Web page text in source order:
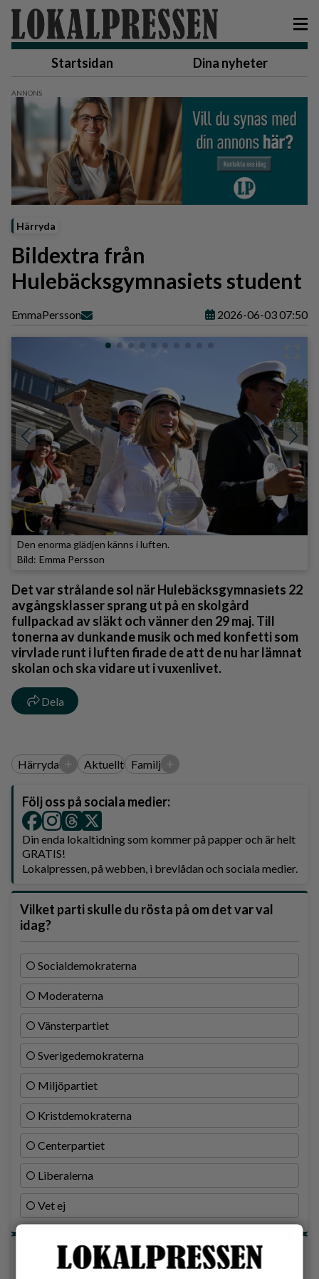
Startsidan Dina nyheter
Härryda
Bildextra från
Hulebäcksgymnasiets student
EmmaPersson 2026-06-03 07:50
Den enorma glädjen känns i luften.
Emma Persson
Det var strålande sol när Hulebäcksgymnasiets 22
avgångsklasser sprang ut på en skolgård
fullpackad av släkt och vänner den 29 maj. Till
tonerna av dunkande musik och med konfetti som
virvlade runt i luften firade de att de nu har lämnat
skolan och ska vidare ut i vuxenlivet.
Dela
Härryda + Aktuellt Familj +
Följ oss på sociala medier:
Din enda lokaltidning som kommer på papper och är helt
GRATIS!
Lokalpressen, på webben, i brevlådan och sociala medier.
Vilket parti skulle du rösta på om det var val
idag?
Socialdemokraterna
Moderaterna
Vänsterpartiet
Sverigedemokraterna
Miljöpartiet
Kristdemokraterna
Centerpartiet
Liberalerna
Vet ej
Topp tre denna veckan